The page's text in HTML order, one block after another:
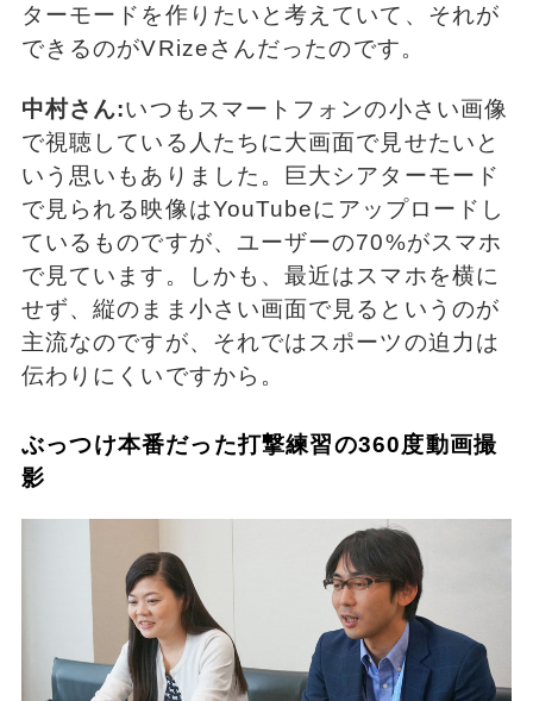
ターモードを作りたいと考えていて、それが
できるのがVRizeさんだったのです。
中村さん:いつもスマートフォンの小さい画像
で視聴している人たちに大画面で見せたいと
いう思いもありました。巨大シアターモード
で見られる映像はYouTubeにアップロードし
ているものですが、ユーザーの70%がスマホ
で見ています。しかも、最近はスマホを横に
せず、縦のまま小さい画面で見るというのが
主流なのですが、それではスポーツの迫力は
伝わりにくいですから。
ぶっつけ本番だった打撃練習の360度動画撮
影